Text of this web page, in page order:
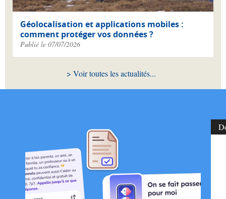
Géolocalisation et applications mobiles :
comment protéger vos données ?
Publié le 07/07/2026
Voir toutes les actualités